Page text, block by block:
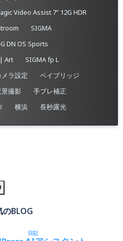
Video Assist 7” 12G HDR
SIGMA
DN OS Sports
| Art
SIGMA fp L
メラ設定
ベイブリッジ
撮影
手ブレ補正
横浜 長秒露光
のBLOG